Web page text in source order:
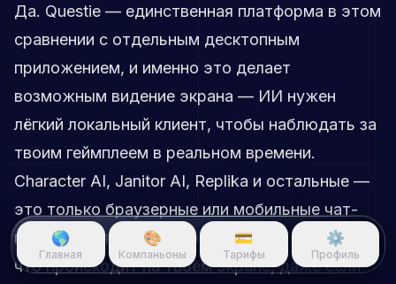
Да. Questie — единственная платформа в этом
сравнении с отдельным десктопным
приложением, и именно это делает
возможным видение экрана — ИИ нужен
лёгкий локальный клиент, чтобы наблюдать за
твоим геймплеем в реальном времени.
Character AI, Janitor AI, Replika и остальные —
это только браузерные или мобильные чат-
приложения, поэтому они не могут видеть,
что происходит на твоём экране, даже если
🌎
Главная
🎨
Компаньоны
💳
Тарифы
⚙️
Профиль